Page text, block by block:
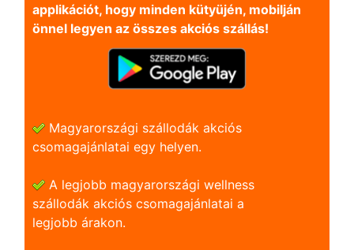
applikációt, hogy minden kütyüjén, mobilján
önnel legyen az összes akciós szállás!
Magyarországi szállodák akciós
csomagajánlatai egy helyen.
A legjobb magyarországi wellness
szállodák akciós csomagajánlatai a
legjobb árakon.